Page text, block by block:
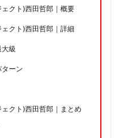
ェクト)西田哲郎｜概要
クト)西田哲郎｜詳細
級
ーン
クト)西田哲郎｜まとめ